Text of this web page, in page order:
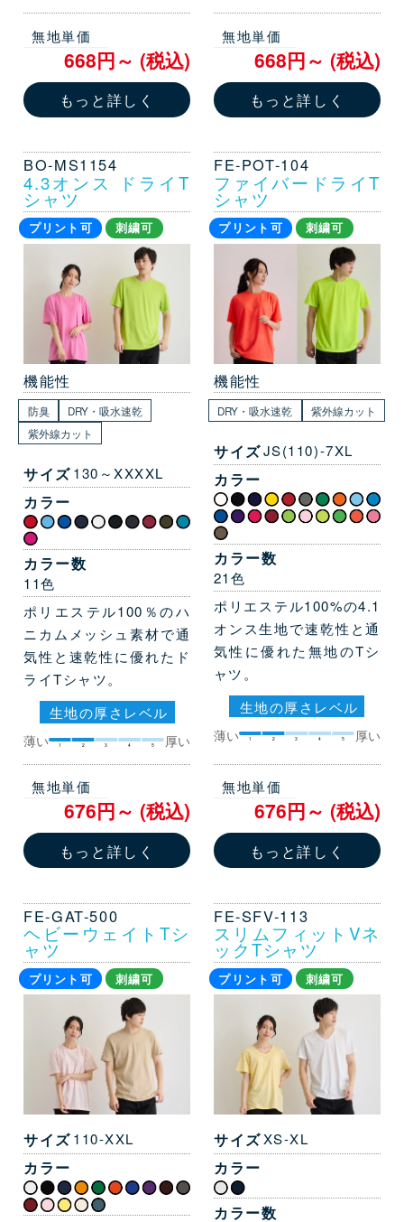
無地単価
668円～ (税込)
もっと詳しく
無地単価
668円～ (税込)
もっと詳しく
BO-MS1154
4.3オンス ドライT
シャツ
プリント可 刺繍可
機能性
防臭
DRY・吸水速乾
紫外線カット
サイズ130～XXXXL
カラー
カラー数
11色
ポリエステル100％のハ
ニカムメッシュ素材で通
気性と速乾性に優れたド
ライTシャツ。
生地の厚さレベル
薄い 1 2 3 4 5 厚い
無地単価
676円～ (税込)
もっと詳しく
FE-POT-104
ファイバードライT
シャツ
プリント可 刺繍可
機能性
DRY・吸水速乾 紫外線カット
サイズJS(110)-7XL
カラー
カラー数
21色
ポリエステル100%の4.1
オンス生地で速乾性と通
気性に優れた無地のTシ
ャツ。
生地の厚さレベル
薄い 1 2 3 4 5 厚い
無地単価
676円～ (税込)
もっと詳しく
FE-GAT-500
ヘビーウェイトTシ
ャツ
プリント可 刺繍可
サイズ110-XXL
カラー
FE-SFV-113
スリムフィットVネ
ックTシャツ
プリント可 刺繍可
サイズXS-XL
カラー
カラー数